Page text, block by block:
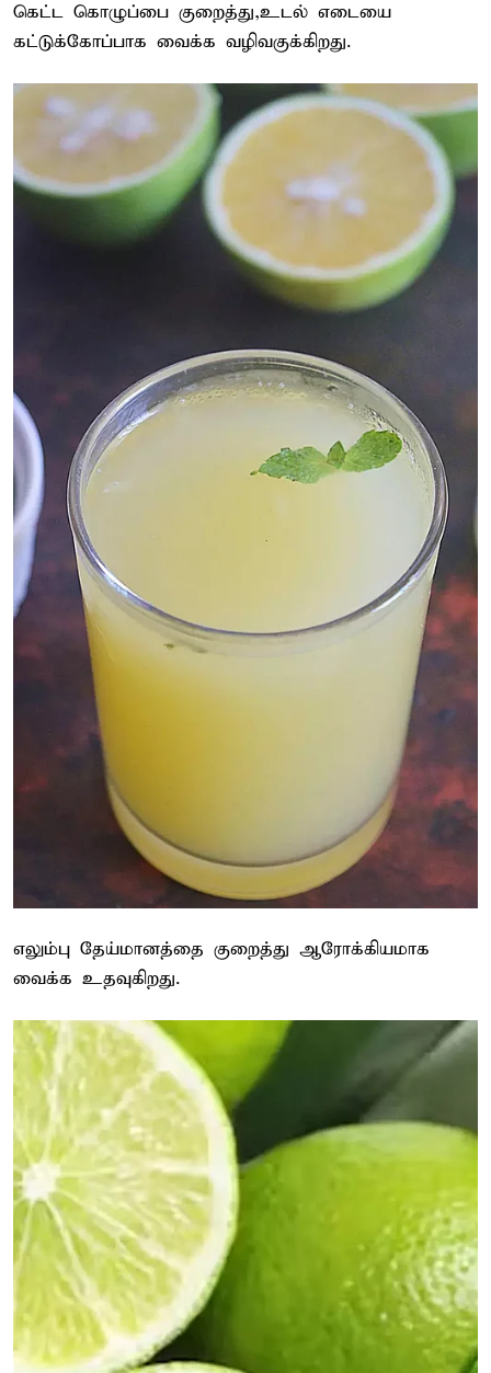
கெட்ட கொழுப்பை குறைத்து,உடல் எடையை
கட்டுக்கோப்பாக வைக்க வழிவகுக்கிறது.
எலும்பு தேய்மானத்தை குறைத்து ஆரோக்கியமாக
வைக்க உதவுகிறது.